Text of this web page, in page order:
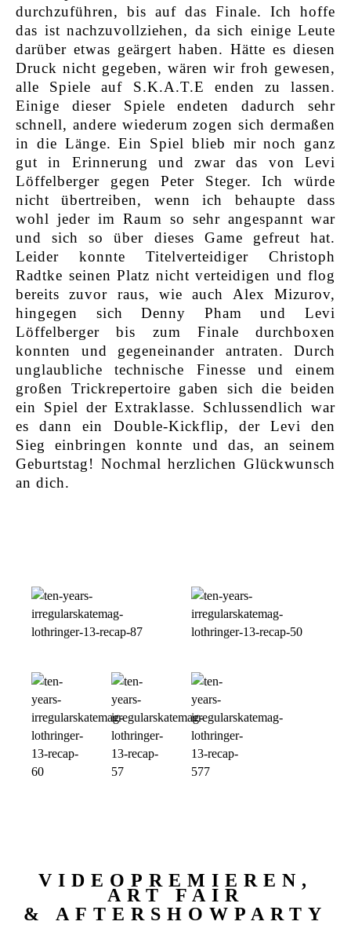
durchzuführen, bis auf das Finale. Ich hoffe
das ist nachzuvollziehen, da sich einige Leute
darüber etwas geärgert haben. Hätte es diesen
Druck nicht gegeben, wären wir froh gewesen,
alle Spiele auf S.K.A.T.E enden zu lassen.
Einige dieser Spiele endeten dadurch sehr
schnell, andere wiederum zogen sich dermaßen
in die Länge. Ein Spiel blieb mir noch ganz
gut in Erinnerung und zwar das von Levi
Löffelberger gegen Peter Steger. Ich würde
nicht übertreiben, wenn ich behaupte dass
wohl jeder im Raum so sehr angespannt war
und sich so über dieses Game gefreut hat.
Leider konnte Titelverteidiger Christoph
Radtke seinen Platz nicht verteidigen und flog
bereits zuvor raus, wie auch Alex Mizurov,
hingegen sich Denny Pham und Levi
Löffelberger bis zum Finale durchboxen
konnten und gegeneinander antraten. Durch
unglaubliche technische Finesse und einem
großen Trickrepertoire gaben sich die beiden
ein Spiel der Extraklasse. Schlussendlich war
es dann ein Double-Kickflip, der Levi den
Sieg einbringen konnte und das, an seinem
Geburtstag! Nochmal herzlichen Glückwunsch
an dich.
VIDEOPREMIEREN,
ART FAIR
& AFTERSHOWPARTY